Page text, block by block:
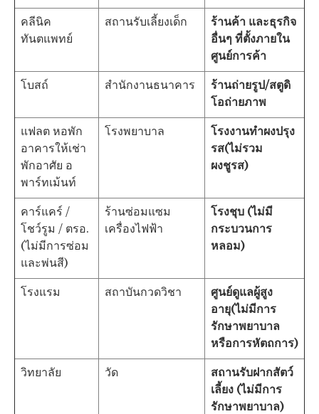
คลีนิค
ทันตแพทย์
สถานรับเลี้ยงเด็ก
ร้านค้า และธุรกิจ
อื่นๆ ที่ตั้งภายใน
ศูนย์การค้า
โบสถ์ สำนักงานธนาคาร
ร้านถ่ายรูป/สตูดิ
โอถ่ายภาพ
แฟลต หอพัก
อาคารให้เช่า
พักอาศัย อ
พาร์ทเม้นท์
โรงพยาบาล
โรงงานทำผงปรุง
รส(ไม่รวม
ผงชูรส)
คาร์แคร์ /
โชว์รูม / ตรอ.
(ไม่มีการซ่อม
และพ่นสี)
ร้านซ่อมแซม
เครื่องไฟฟ้า
โรงชุบ (ไม่มี
กระบวนการ
หลอม)
โรงแรม สถาบันกวดวิชา
ศูนย์ดูแลผู้สูง
อายุ(ไม่มีการ
รักษาพยาบาล
หรือการหัตถการ)
วิทยาลัย วัด
สถานรับฝากสัตว์
เลี้ยง (ไม่มีการ
รักษาพยาบาล)